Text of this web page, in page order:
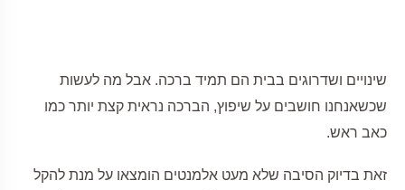
שינויים ושדרוגים בבית הם תמיד ברכה. אבל מה לעשות
שכשאנחנו חושבים על שיפוץ, הברכה נראית קצת יותר כמו
כאב ראש.
זאת בדיוק הסיבה שלא מעט אלמנטים הומצאו על מנת להקל